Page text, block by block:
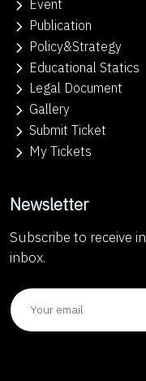
Event
Publication
Policy&Strategy
Educational Statics
Legal Document
Gallery
Submit Ticket
My Tickets
Newsletter
Subscribe to receive
inbox.